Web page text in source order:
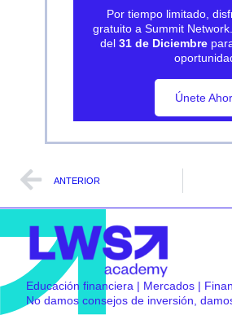
Por tiempo limitado,
gratuito a Summit
del 31 de Diciembre
Únete
Únete
ANTERIOR
Educación financiera | Mercados |
No damos consejos de inversión,